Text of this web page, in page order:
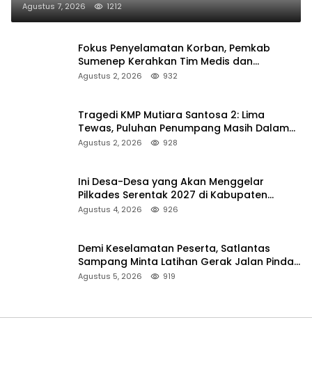
Agustus 7, 2026 1212
Fokus Penyelamatan Korban, Pemkab
Sumenep Kerahkan Tim Medis dan
Ambulans ke Pelabuhan Kalianget
Agustus 2, 2026 932
Tragedi KMP Mutiara Santosa 2: Lima
Tewas, Puluhan Penumpang Masih Dalam
Pencarian
Agustus 2, 2026 928
Ini Desa-Desa yang Akan Menggelar
Pilkades Serentak 2027 di Kabupaten
Sumenep
Agustus 4, 2026 926
Demi Keselamatan Peserta, Satlantas
Sampang Minta Latihan Gerak Jalan Pindah
ke Lokasi Aman
Agustus 5, 2026 919